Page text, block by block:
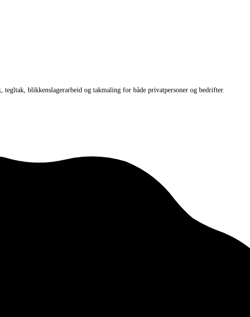
blikkenslagerarbeid og takmaling for både privatpersoner og bedrifter.